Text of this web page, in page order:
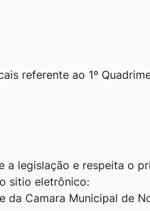
referente ao 1º
a legislação e respeita o
sitio eletrônico:
da Camara Municipal de